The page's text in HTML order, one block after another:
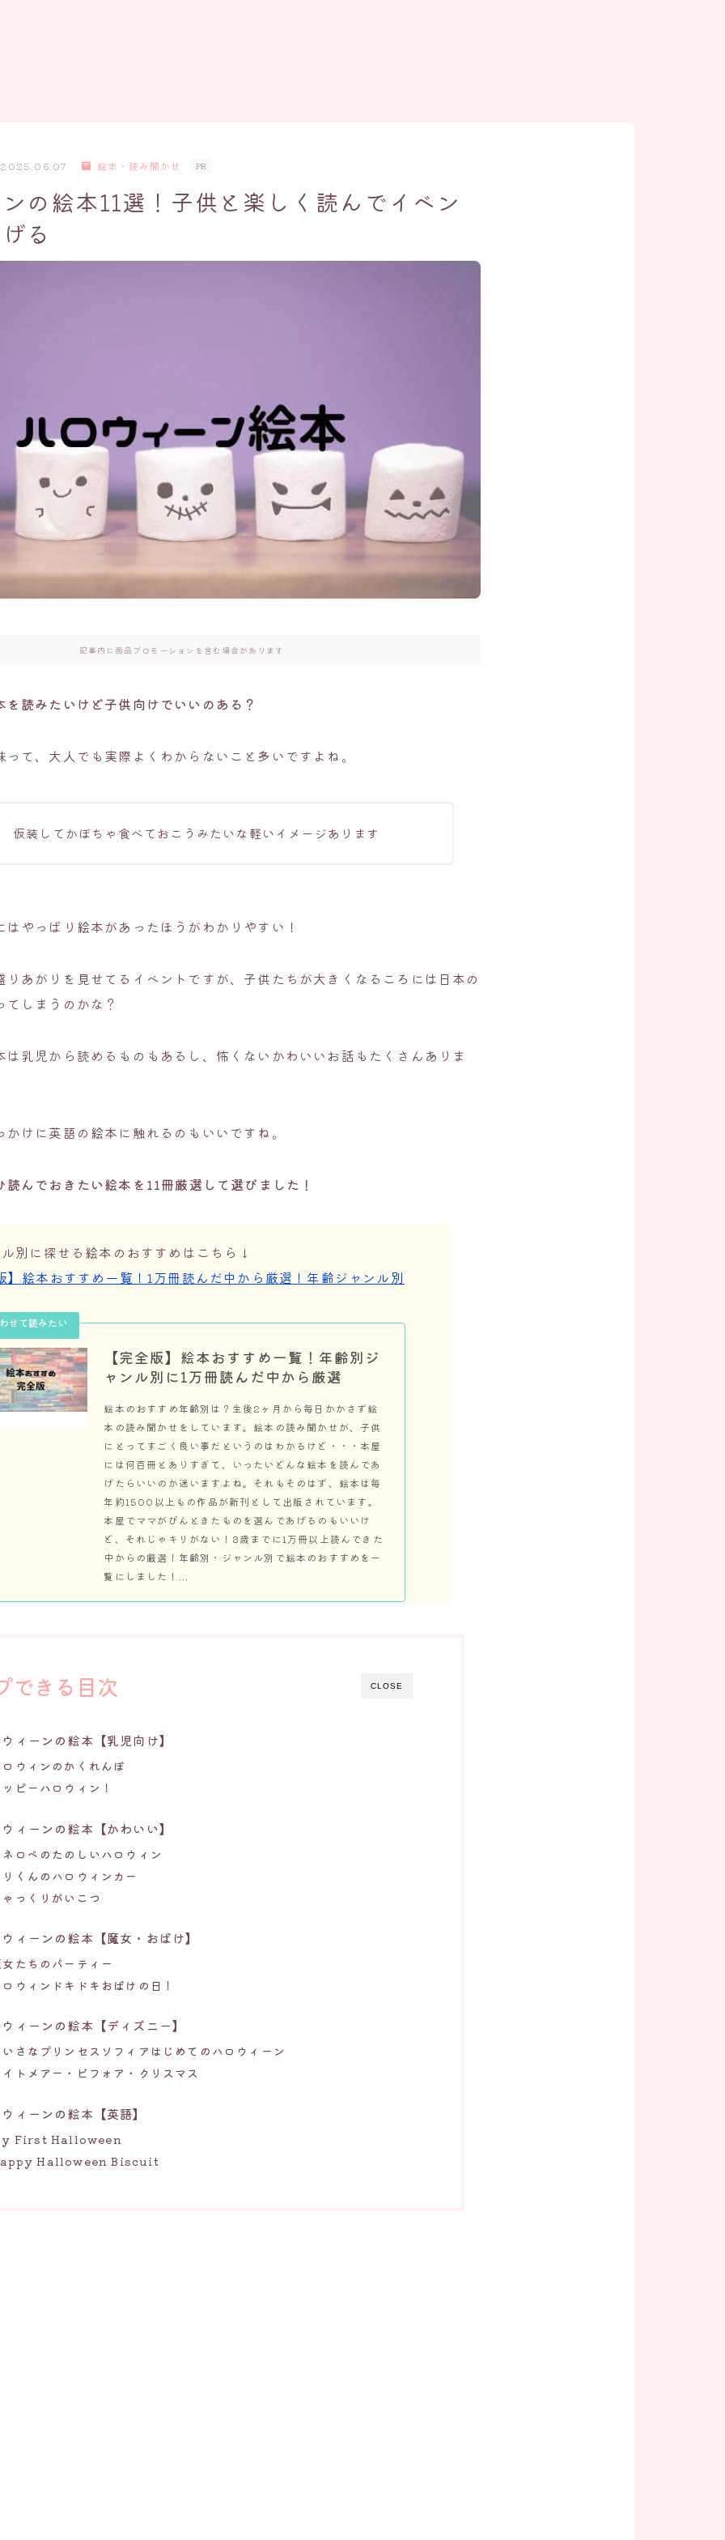
2025.06.07 絵本・読み聞かせ PR
の絵本11選！子供と楽しく読んでイベン
る
記事内に商品プロモーションを含む場合があります
読みたいけど子供向けでいいのある？
て、大人でも実際よくわからないこと多いですよね。
仮装してかぼちゃ食べておこうみたいな軽いイメージあります
やっぱり絵本があったほうがわかりやすい！
りあがりを見せてるイベントですが、子供たちが大きくなるころには日本の
しまうのかな？
は乳児から読めるものもあるし、怖くないかわいいお話もたくさんありま
けに英語の絵本に触れるのもいいですね。
んでおきたい絵本を11冊厳選して選びました！
別に探せる絵本のおすすめはこちら↓
】絵本おすすめ一覧！1万冊読んだ中から厳選！年齢ジャンル別
【完全版】絵本おすすめ一覧！年齢別ジ
ャンル別に1万冊読んだ中から厳選
絵本のおすすめ年齢別は？生後2ヶ月から毎日かかさず絵
本の読み聞かせをしています。絵本の読み聞かせが、子供
にとってすごく良い事だというのはわかるけど・・・本屋
には何百冊とありすぎて、いったいどんな絵本を読んであ
げたらいいのか迷いますよね。それもそのはず、絵本は毎
年約1500以上もの作品が新刊として出版されています。
本屋でママがぴんときたものを選んであげるのもいいけ
ど、それじゃキリがない！3歳までに1万冊以上読んできた
中からの厳選！年齢別・ジャンル別で絵本のおすすめを一
覧にしました！...
CLOSE
できる目次
ィーンの絵本【乳児向け】
ウィンのかくれんぼ
ピーハロウィン！
ィーンの絵本【かわいい】
ロペのたのしいハロウィン
くんのハロウィンカー
っくりがいこつ
ィーンの絵本【魔女・おばけ】
たちのパーティー
ウィンドキドキおばけの日！
ィーンの絵本【ディズニー】
さなプリンセスソフィアはじめてのハロウィーン
トメアー・ビフォア・クリスマス
ィーンの絵本【英語】
First Halloween
Halloween Biscuit